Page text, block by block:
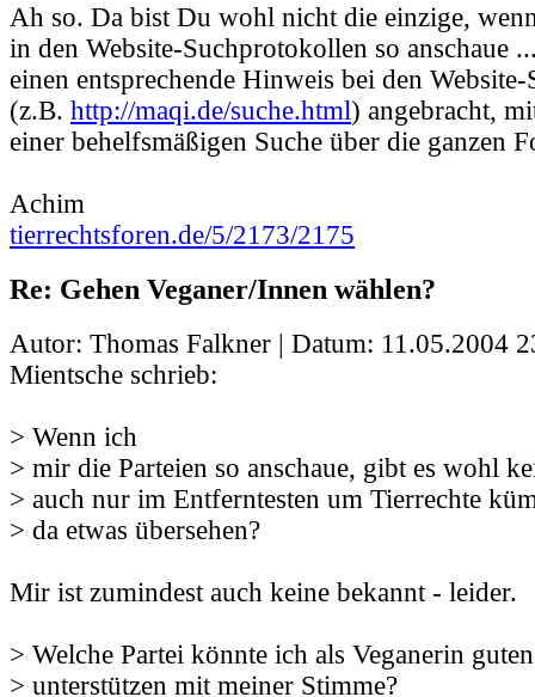
Ah so. Da bist Du wohl nicht die einzige,
in den Website-Suchprotokollen so anschaue
einen entsprechende Hinweis bei den
(z.B. http://maqi.de/suche.html) angebracht,
einer behelfsmäßigen Suche über die ganzen
Achim
tierrechtsforen.de/5/2173/2175
Re: Gehen Veganer/Innen wählen?
Autor: Thomas Falkner | Datum: 11.05.2004
Mientsche schrieb:
> Wenn ich
> mir die Parteien so anschaue, gibt es wohl
> auch nur im Entferntesten um Tierrechte
> da etwas übersehen?
Mir ist zumindest auch keine bekannt - leider.
> Welche Partei könnte ich als Veganerin
> unterstützen mit meiner Stimme?